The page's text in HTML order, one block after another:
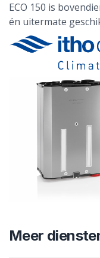
ECO 150 is
én uitermate
Meer